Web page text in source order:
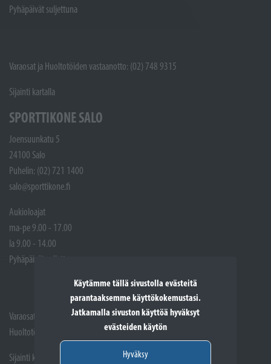
Käytämme tällä sivustolla evästeitä
parantaaksemme käyttökokemustasi.
Jatkamalla sivuston käyttöä hyväksyt
evästeiden käytön
Hyväksy
Pyhäpäivät suljettuna
Varaosat ja Huoltotöiden vastaanotto: (02) 748 9315
Sijainti kartalla
SPORTTIKONE SALO
Joensuunkatu 5
24100 Salo
Puhelin: (02) 721 1400
salo@sporttikone.fi
Aukioloajat
ma-pe 9.00 - 17.00
la 9.00 - 14.00
Pyhäpäivät suljettuna
Varaosat: (02) 721 1407
Huoltotöiden vastaanotto: 02 7211405
Sijainti kartalla